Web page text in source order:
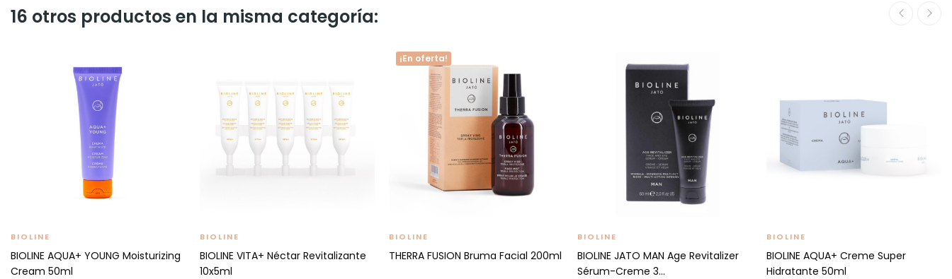
16 otros productos en la misma categoría:
BIOLINE
BIOLINE AQUA+ YOUNG Moisturizing
Cream 50ml
BIOLINE
BIOLINE VITA+ Néctar Revitalizante
10x5ml
¡En oferta!
BIOLINE
THERRA FUSION Bruma Facial 200ml
BIOLINE
BIOLINE JATO MAN Age Revitalizer
Sérum-Creme 3...
BIOLINE
BIOLINE AQUA+ Creme Super
Hidratante 50ml